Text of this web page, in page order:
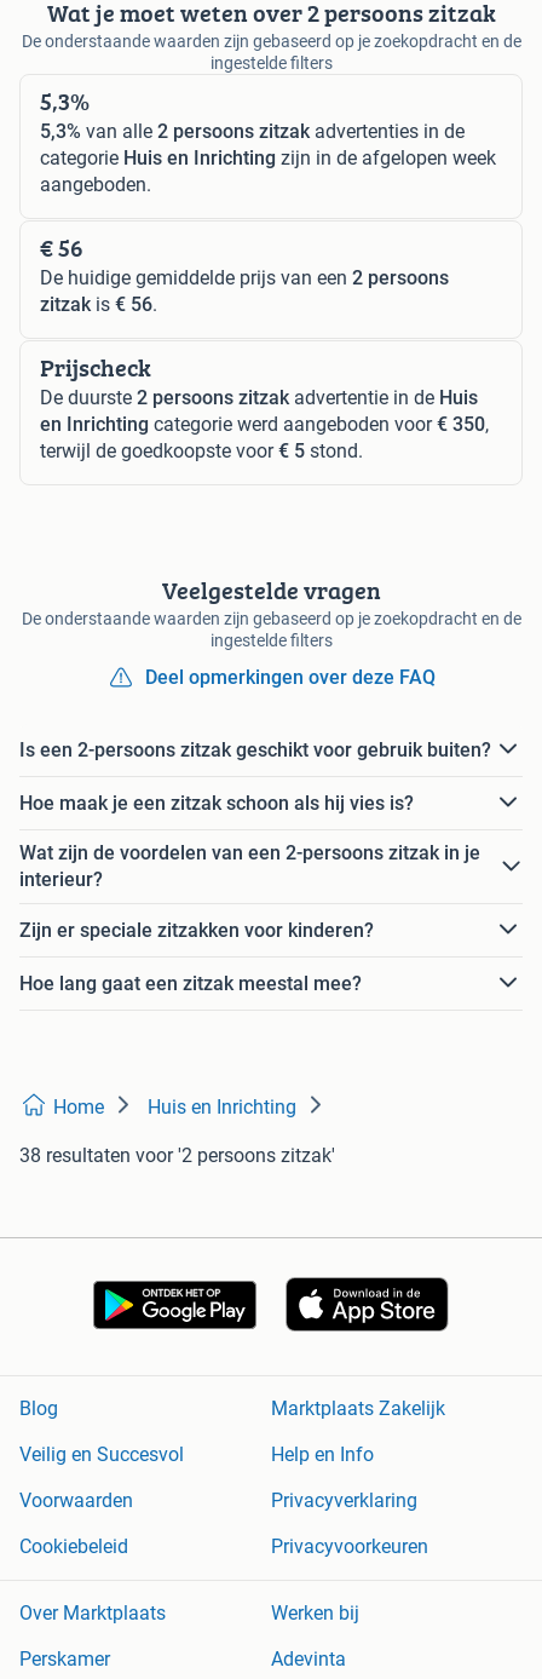
Wat je moet weten over 2 persoons zitzak
De onderstaande waarden zijn gebaseerd op je zoekopdracht en de
ingestelde filters
5,3%
5,3% van alle 2 persoons zitzakadvertenties in de
categorie Huis en Inrichting zijn in de afgelopen week
aangeboden.
€ 56
De huidige gemiddelde prijs van een 2 persoons
zitzakis € 56.
Prijscheck
De duurste 2 persoons zitzakadvertentie in de Huis
en Inrichting categorie werd aangeboden voor€ 350,
terwijl de goedkoopste voor€ 5 stond.
Veelgestelde vragen
De onderstaande waarden zijn gebaseerd op je zoekopdracht en de
ingestelde filters
Deel opmerkingen over deze FAQ
Is een 2-persoons zitzak geschikt voor gebruik buiten?
Hoe maak je een zitzak schoon als hij vies is?
Wat zijn de voordelen van een 2-persoons zitzak in je
interieur?
Zijn er speciale zitzakken voor kinderen?
Hoe lang gaat een zitzak meestal mee?
Home Huis en Inrichting
38 resultaten voor '2 persoons zitzak'
Blog
Marktplaats Zakelijk
Veilig en Succesvol
Help en Info
Voorwaarden
Privacyverklaring
Cookiebeleid
Privacyvoorkeuren
Over Marktplaats
Werken bij
Perskamer
Adevinta